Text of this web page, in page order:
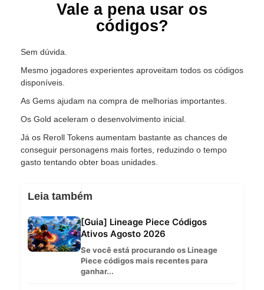
Vale a pena usar os
códigos?
Sem dúvida.
Mesmo jogadores experientes aproveitam todos os códigos
disponíveis.
As Gems ajudam na compra de melhorias importantes.
Os Gold aceleram o desenvolvimento inicial.
Já os Reroll Tokens aumentam bastante as chances de
conseguir personagens mais fortes, reduzindo o tempo
gasto tentando obter boas unidades.
Leia também
[Guia] Lineage Piece Códigos
Ativos Agosto 2026
Se você está procurando os Lineage
Piece códigos mais recentes para
ganhar...